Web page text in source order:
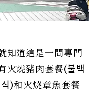
知道這是一間專門
火燒豬肉套餐(불백
)和火燒章魚套餐